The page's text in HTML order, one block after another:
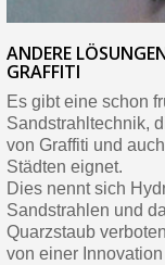
ANDERE
GRAFFITI
Es gibt eine schon
Sandstrahltechnik,
von Graffiti und
Städten eignet.
Dies nennt sich
Sandstrahlen und
Quarzstaub
von einer